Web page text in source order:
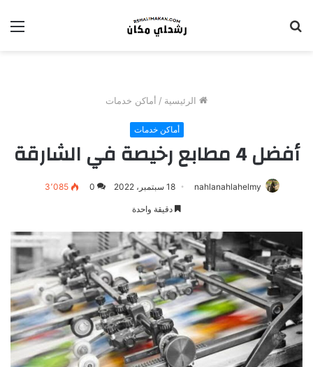
الرئيسية / أماكن خدمات
أماكن خدمات
أفضل 4 مطابع رخيصة في الشارقة
nahlanahlahelmy 18 سبتمبر، 2022 0 3٬085
دقيقة واحدة